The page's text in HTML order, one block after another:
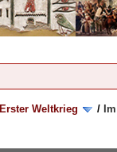
Erster Weltkrieg /